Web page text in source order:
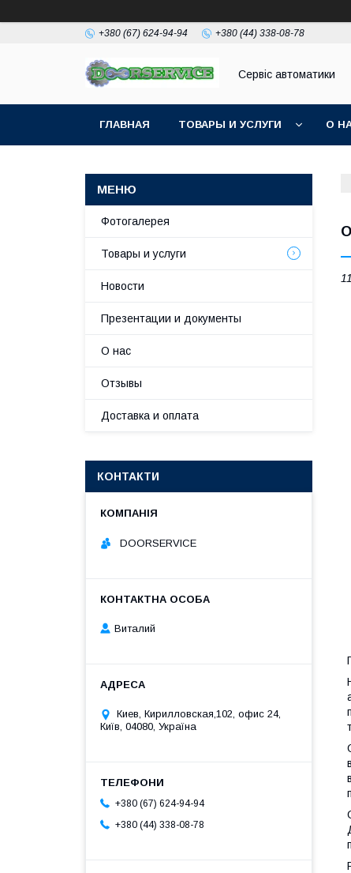
+380 (67) 624-94-94 +380 (44) 338-08-78
Сервіс автоматики
ГЛАВНАЯ ТОВАРЫ И УСЛУГИ О
Фотогалерея
Товары и услуги
Новости
Презентации и документы
О нас
Отзывы
Доставка и оплата
КОНТАКТИ
DOORSERVICE
Виталий
Киев, Кирилловская,102, офис 24,
Київ, 04080, Україна
+380 (67) 624-94-94
+380 (44) 338-08-78